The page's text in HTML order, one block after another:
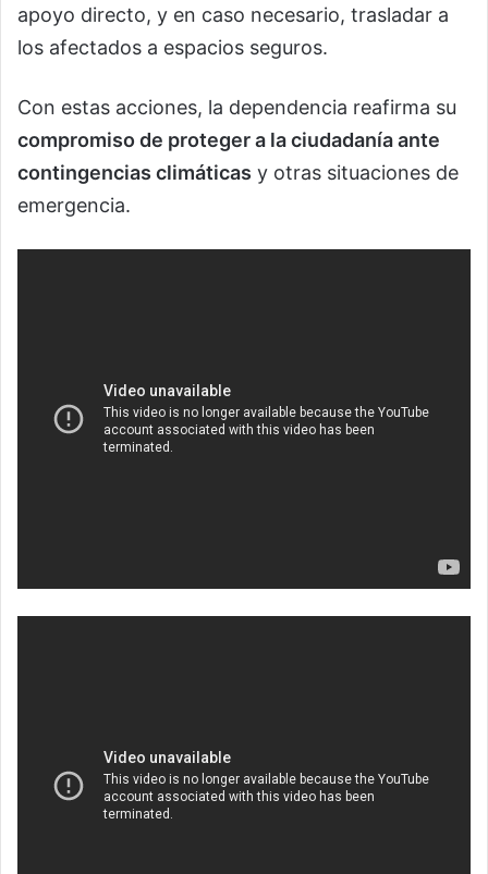
apoyo directo, y en caso necesario, trasladar a
los afectados a espacios seguros.
Con estas acciones, la dependencia reafirma su
compromiso de proteger a la ciudadanía ante
contingencias climáticas y otras situaciones de
emergencia.